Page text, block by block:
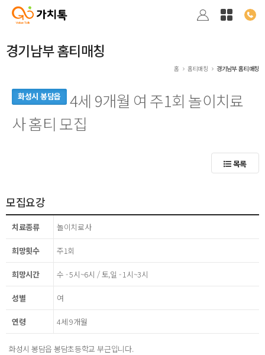
경기남부 홈티매칭
홈 홈티매칭 경기남부 홈티매칭
화성시 봉담읍
4세 9개월 여 주1회 놀이치료
사 홈티 모집
목록
모집요강
치료종류 놀이치료사
희망횟수 주1회
희망시간 수 - 5시~6시 / 토,일 - 1시~3시
성별 여
연령 4세 9개월
화성시 봉담읍 봉담초등학교 부근입니다.